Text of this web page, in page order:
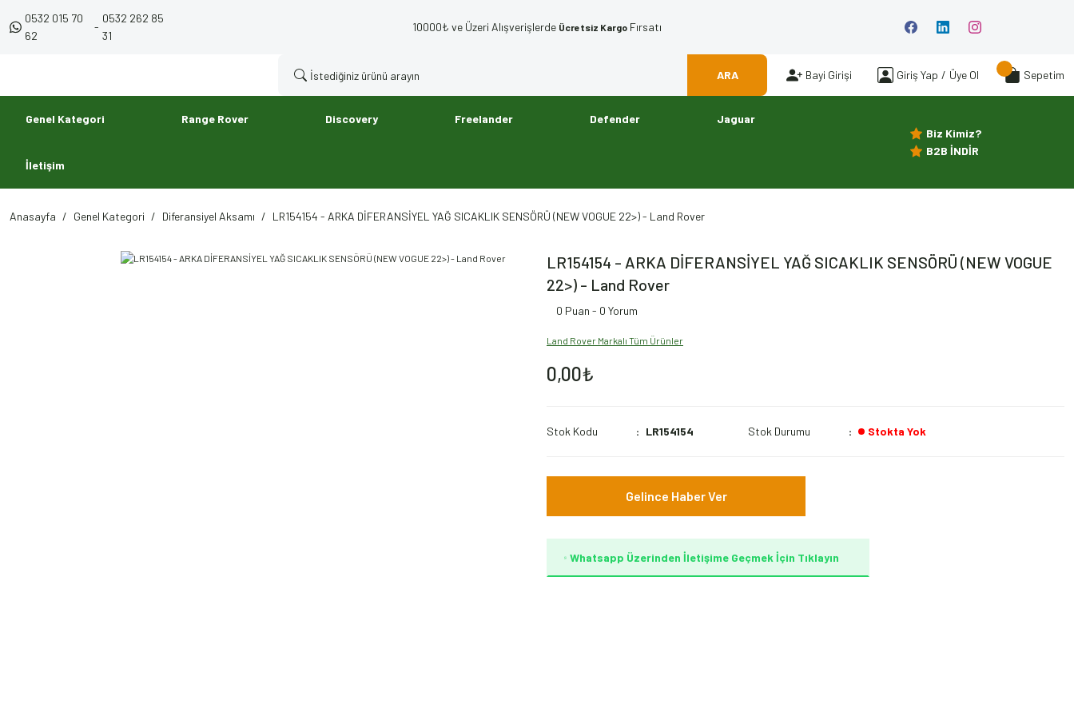
0532 015 70
62
-
0532 262 85
31
10000₺ ve Üzeri Alışverişlerde Ücretsiz Kargo Fırsatı
ARA Bayi Girişi Giriş Yap / Üye Ol Sepetim
Genel Kategori Range Rover Discovery Freelander Defender Jaguar
İletişim
Biz Kimiz?
B2B İNDİR
Anasayfa Genel Kategori Diferansiyel Aksamı LR154154 - ARKA DİFERANSİYEL YAĞ SICAKLIK SENSÖRÜ (NEW VOGUE 22>) - Land Rover
LR154154 - ARKA DİFERANSİYEL YAĞ SICAKLIK SENSÖRÜ (NEW VOGUE
22>) - Land Rover
0 Puan - 0 Yorum
Land Rover Markalı Tüm Ürünler
0,00₺
Stok Kodu LR154154 Stok Durumu Stokta Yok
Gelince Haber Ver
Whatsapp Üzerinden İletişime Geçmek İçin Tıklayın